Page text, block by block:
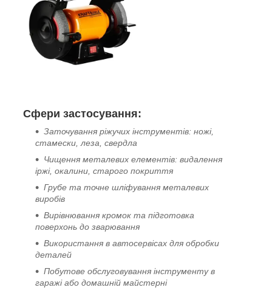
Сфери застосування:
Заточування ріжучих інструментів: ножі,
стамески, леза, свердла
Чищення металевих елементів: видалення
іржі, окалини, старого покриття
Грубе та точне шліфування металевих
виробів
Вирівнювання кромок та підготовка
поверхонь до зварювання
Використання в автосервісах для обробки
деталей
Побутове обслуговування інструменту в
гаражі або домашній майстерні